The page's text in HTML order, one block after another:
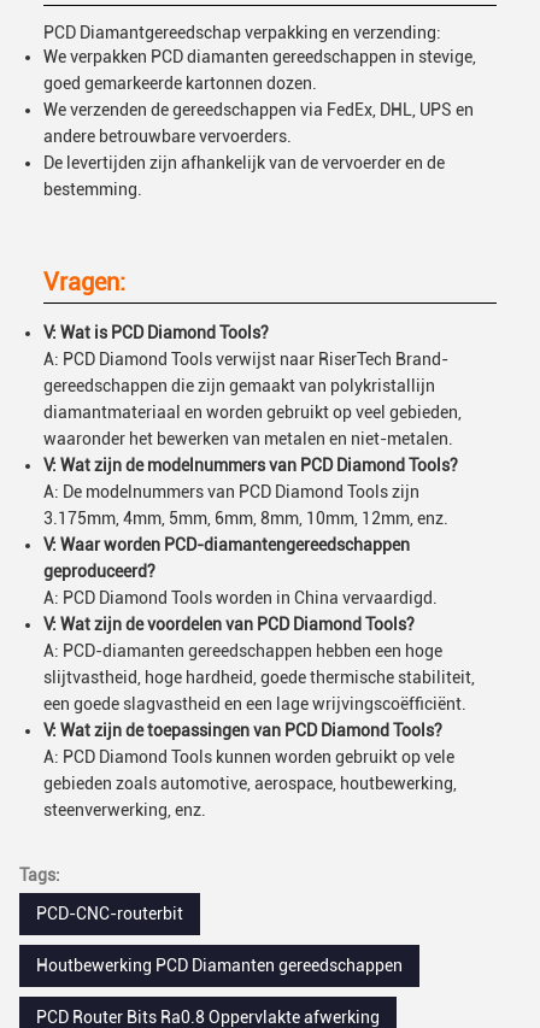
PCD Diamantgereedschap verpakking en verzending:
We verpakken PCD diamanten gereedschappen in stevige,
goed gemarkeerde kartonnen dozen.
We verzenden de gereedschappen via FedEx, DHL, UPS en
andere betrouwbare vervoerders.
De levertijden zijn afhankelijk van de vervoerder en de
bestemming.
Vragen:
V: Wat is PCD Diamond Tools?
A: PCD Diamond Tools verwijst naar RiserTech Brand-
gereedschappen die zijn gemaakt van polykristallijn
diamantmateriaal en worden gebruikt op veel gebieden,
waaronder het bewerken van metalen en niet-metalen.
V: Wat zijn de modelnummers van PCD Diamond Tools?
A: De modelnummers van PCD Diamond Tools zijn
3.175mm, 4mm, 5mm, 6mm, 8mm, 10mm, 12mm, enz.
V: Waar worden PCD-diamantengereedschappen
geproduceerd?
A: PCD Diamond Tools worden in China vervaardigd.
V: Wat zijn de voordelen van PCD Diamond Tools?
A: PCD-diamanten gereedschappen hebben een hoge
slijtvastheid, hoge hardheid, goede thermische stabiliteit,
een goede slagvastheid en een lage wrijvingscoëfficiënt.
V: Wat zijn de toepassingen van PCD Diamond Tools?
A: PCD Diamond Tools kunnen worden gebruikt op vele
gebieden zoals automotive, aerospace, houtbewerking,
steenverwerking, enz.
Tags:
PCD-CNC-routerbit
Houtbewerking PCD Diamanten gereedschappen
PCD Router Bits Ra0.8 Oppervlakte afwerking